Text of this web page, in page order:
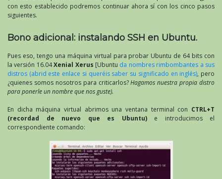
con esto establecido podremos continuar ahora sí con los cinco pasos
siguientes.
Bono adicional: instalando SSH en Ubuntu.
Pues eso, tengo una máquina virtual para probar Ubuntu de 64 bits con
la versión 16.04Xenial Xerus [Ubuntu da nombres rimbombantes a sus
distros (abrid este enlace si queréis saber su significado en inglés), pero
¿quienes somos nosotros para criticarlos?Hagamos nuestra propia distro
para ponerle un nombre que nos guste).
En dicha máquina virtual abrimos una ventana terminal con CTRL+T
(recordad de nuevo que es Ubuntu) e introducimos el
correspondiente comando: